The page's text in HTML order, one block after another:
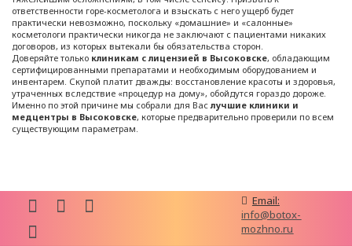
ответственности горе-косметолога и взыскать с него ущерб будет
практически невозможно, поскольку «домашние» и «салонные»
косметологи практически никогда не заключают с пациентами никаких
договоров, из которых вытекали бы обязательства сторон.
Доверяйте только клиникам с лицензией в Высоковске, обладающим
сертифицированными препаратами и необходимым оборудованием и
инвентарем. Скупой платит дважды: восстановление красоты и здоровья,
утраченных вследствие «процедур на дому», обойдутся гораздо дороже.
Именно по этой причине мы собрали для Васлучшие клиники и
медцентры в Высоковске, которые предварительно проверили по всем
существующим параметрам.
Email:
info@botox-
mozhno.ru